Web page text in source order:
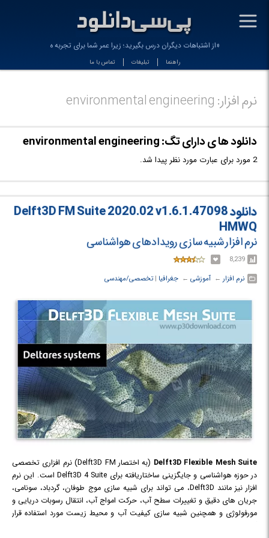
-
«از اشتباهات دیگران درس بگیرید؛ زیرا عمر شما برای تجربه همه _
راهنما تبلیغات تماس با ما
نرم افزار: environmental engineering
دانلود ها ی دارای تگ: environmental engineering
2 مورد برای عبارت مورد نظر پیدا شد.
دانلود Delft3D FM Suite 2020.02 v1.6.1.47098
HMWQ
نرم افزار شبیه سازی رویدادهای هواشناسی
8,239
نرم افزار ← ‏ آموزشی ← ‏ جغرافیا ‏|تخصصی/مهندسی
Delft3D Flexible Mesh Suite
(به اختصار Delft3D FM) نرم افزاری تخصصی
در حوزه هواشناسی و جایگزینی ساختاریافته برای Delft3D 4 Suite است. این نرم
افزار نیز مانند Delft3D، می تواند برای شبیه سازی موج طوفان، گردباد، سونامی،
جریان های دقیق و تغییرات سطح آب، حرکت امواج آب، انتقال رسوبات دریایی و
مورفولوژی و همچنین شبیه سازی کیفیت آب و محیط زیست مورد استفاده قرار